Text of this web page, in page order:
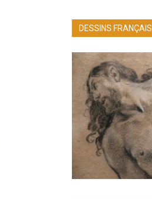
DESSINS FRANÇAIS